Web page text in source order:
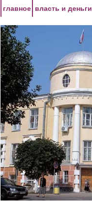
главное власть и деньги